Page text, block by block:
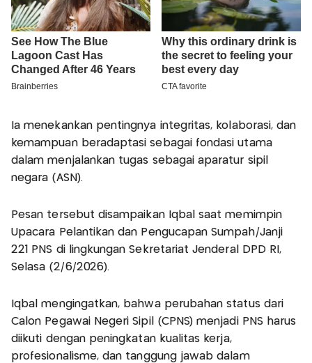
Ia menekankan pentingnya integritas, kolaborasi, dan
kemampuan beradaptasi sebagai fondasi utama
dalam menjalankan tugas sebagai aparatur sipil
negara (ASN).
Pesan tersebut disampaikan Iqbal saat memimpin
Upacara Pelantikan dan Pengucapan Sumpah/Janji
221 PNS di lingkungan Sekretariat Jenderal DPD RI,
Selasa (2/6/2026).
Iqbal mengingatkan, bahwa perubahan status dari
Calon Pegawai Negeri Sipil (CPNS) menjadi PNS harus
diikuti dengan peningkatan kualitas kerja,
profesionalisme, dan tanggung jawab dalam